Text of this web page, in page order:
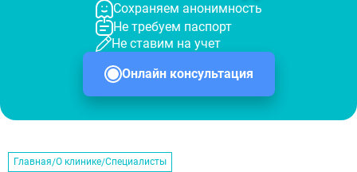
Сохраняем анонимность
Не требуем паспорт
Не ставим на учет
Онлайн консультация
Главная О клинике Специалисты